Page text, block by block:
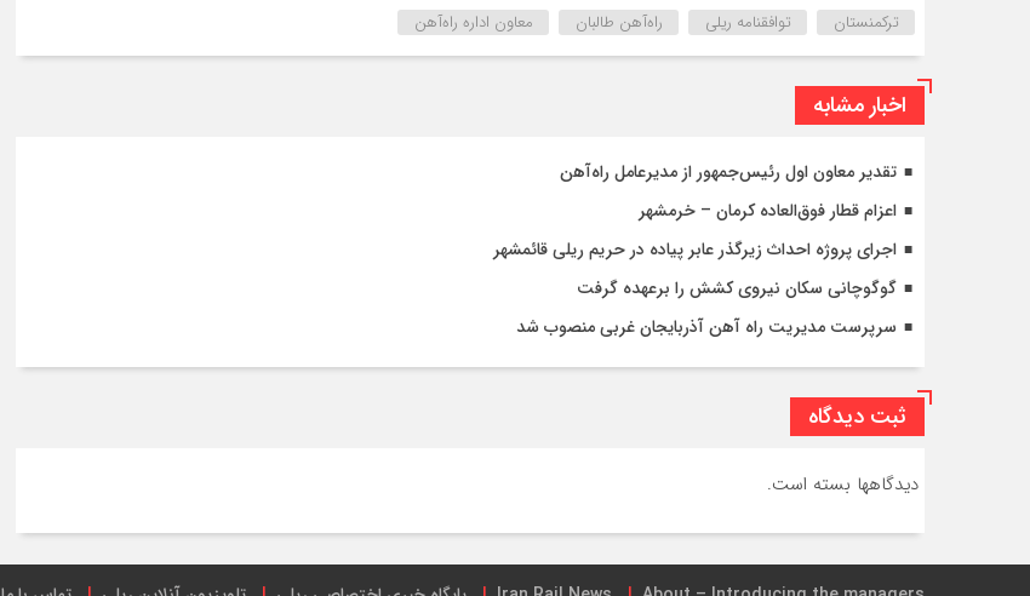
ترکمنستان توافقنامه ریلی راه‌آهن طالبان معاون اداره راه‌آهن
اخبار مشابه
تقدیر معاون اول رئیس‌جمهور از مدیرعامل راه‌آهن
اعزام قطار فوق‌العاده کرمان – خرمشهر
اجرای پروژه احداث زیرگذر عابر پیاده در حریم ریلی قائمشهر
گوگوچانی سکان نیروی کشش را برعهده گرفت
سرپرست مدیریت راه آهن آذربایجان غربی منصوب شد
ثبت دیدگاه
دیدگاهها بسته است.